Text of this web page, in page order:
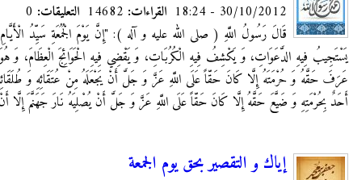
30/10/2012 - 18:24 القراءات: التعليقات:
قَالَ رَسُولُ اللَّهِ ( صلى الله عليه و آله ): "إِنَّ يَوْمَ الْجُمُعَةِ سَيِّدُ
يَسْتَجِيبُ فِيهِ الدَّعَوَاتِ، وَ يَكْشِفُ فِيهِ الْكُرُبَاتِ، وَ يَقْضِي فِيهِ الْحَوَائِجَ الْعِظَامَ، وَ
عَرَفَ حَقَّهُ وَ حُرْمَتَهُ إِلَّا كَانَ حَقّاً عَلَى اللَّهِ عَزَّ وَ جَلَّ أَنْ يَجْعَلَهُ مِنْ عُتَقَائِهِ وَ
أَحَدٌ بِحُرْمَتِهِ وَ ضَيَّعَ حَقَّهُ إِلَّا كَانَ حَقّاً عَلَى اللَّهِ عَزَّ وَ جَلَّ أَنْ يُصْلِيَهُ نَارَ جَهَنَّمَ إِلَّا
إياك و التقصير بحق يوم الجمعة